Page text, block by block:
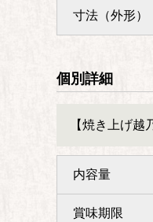
寸法（外形）
個別詳細
【焼き上げ越
内容量
賞味期限